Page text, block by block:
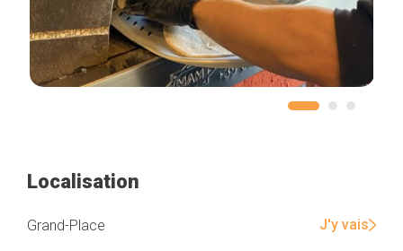
Localisation
Grand-Place J'y vais